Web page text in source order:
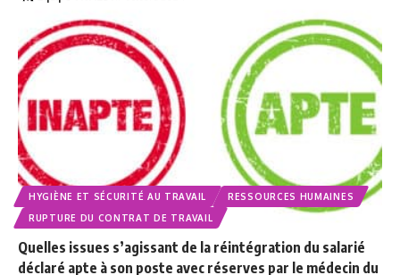
HYGIÈNE ET SÉCURITÉ AU TRAVAIL
RESSOURCES HUMAINES
RUPTURE DU CONTRAT DE TRAVAIL
Quelles issues s’agissant de la réintégration du salarié
déclaré apte à son poste avec réserves par le médecin du